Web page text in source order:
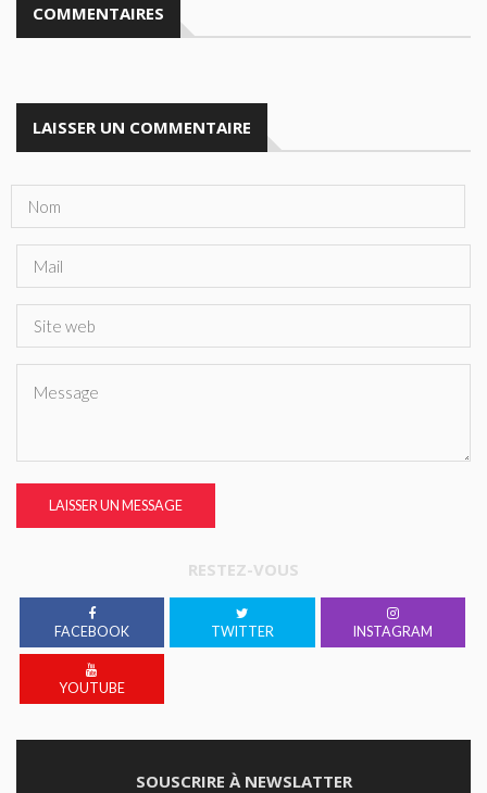
COMMENTAIRES
LAISSER UN COMMENTAIRE
LAISSER UN MESSAGE
RESTEZ-VOUS
FACEBOOK TWITTER INSTAGRAM
YOUTUBE
SOUSCRIRE À NEWSLATTER